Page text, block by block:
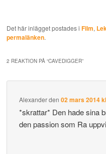
Det här inlägget postades i Film,
permalänken.
2 REAKTION PÅ “CAVEDIGGER”
Alexanderden02 mars 2014
*skrattar* Den hade sina
den passion som Ra